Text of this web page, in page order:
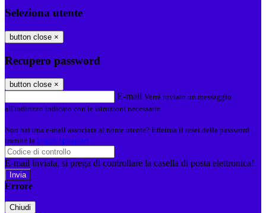
Seleziona utente
button close ×
Recupero password
button close ×
E-mail Verrà inviato un messaggio
all'indirizzo indicato con le istruzioni necessarie.
Non hai una e-mail associata al nome utente? Effettua il reset della password
tramite la Login Spaggiari
E-mail inviata, si prega di controllare la casella di posta elettronica!
Errore
Chiudi